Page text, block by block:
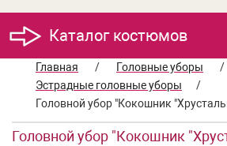
Каталог костюмов
Главная
/ Головные уборы
/
Эстрадные головные уборы
/
Головной убор "Кокошник
Головной убор "Кокошник